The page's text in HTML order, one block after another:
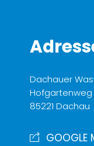
Dachauer
Hofgartenweg
85221 Dachau
GOOGLE